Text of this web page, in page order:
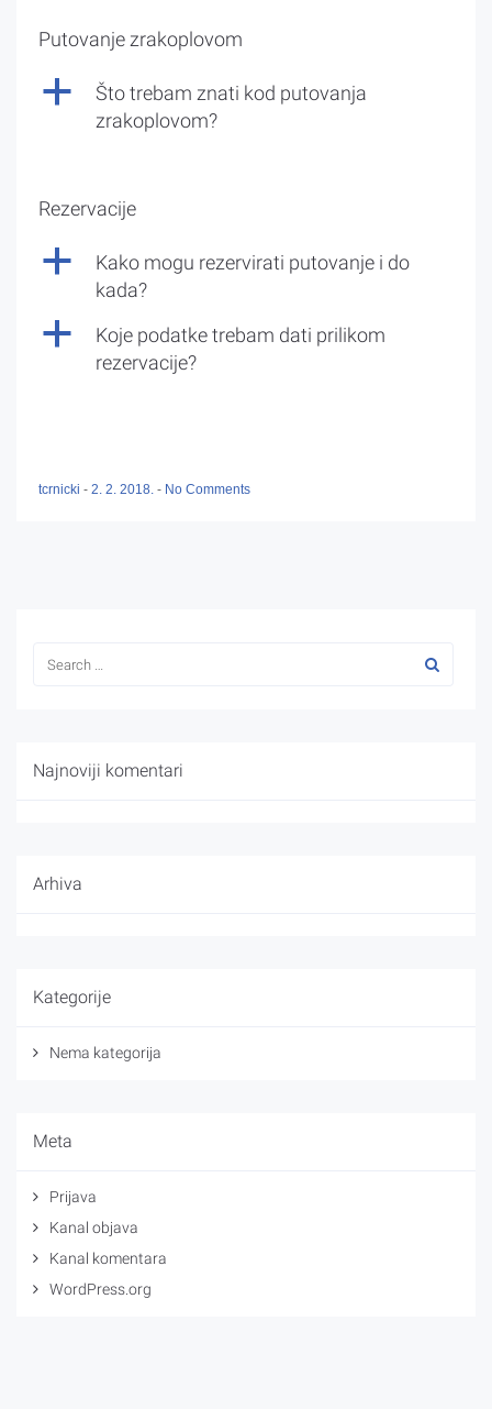
Putovanje zrakoplovom
a
Što trebam znati kod putovanja
zrakoplovom?
Rezervacije
a
Kako mogu rezervirati putovanje i do
kada?
a
Koje podatke trebam dati prilikom
rezervacije?
tcrnicki - 2. 2. 2018. - No Comments
Najnoviji komentari
Arhiva
Kategorije
Nema kategorija
Meta
Prijava
Kanal objava
Kanal komentara
WordPress.org